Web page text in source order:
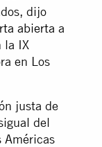
dijo
abierta a
la IX
en Los
justa de
del
Américas